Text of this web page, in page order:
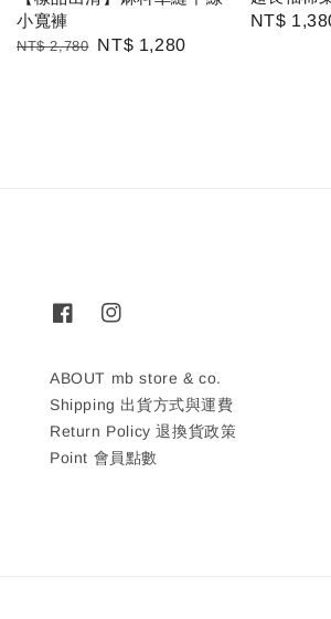
小寬褲
Regular
NT$ 2,780 Sale
NT$ 1,280
Regular
NT$
ABOUT mb store & co.
Shipping 出貨方式與運費
Return Policy 退換貨政策
Point 會員點數